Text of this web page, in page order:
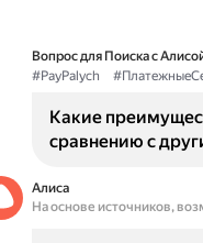
Вопрос для Поиска с
#PayPalych
Какие
сравнению с
Алиса
На основе источников,